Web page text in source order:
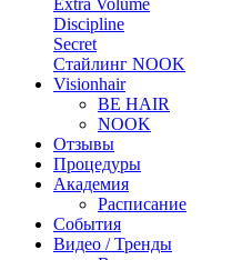
Discipline
Secret
Стайлинг NOOK
Visionhair
BE HAIR
NOOK
Отзывы
Процедуры
Академия
Расписание
События
Видео / Тренды